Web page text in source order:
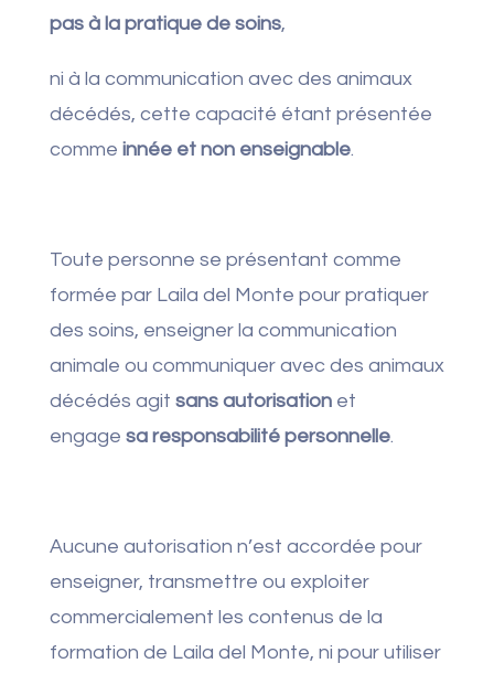
pas à la pratique de soins,
ni à la communication avec des animaux
décédés, cette capacité étant présentée
comme innée et non enseignable.
Toute personne se présentant comme
formée par Laila del Monte pour pratiquer
des soins, enseigner la communication
animale ou communiquer avec des animaux
décédés agit sans autorisationet
engage sa responsabilité personnelle.
Aucune autorisation n’est accordée pour
enseigner, transmettre ou exploiter
commercialement les contenus de la
formation de Laila del Monte, ni pour utiliser